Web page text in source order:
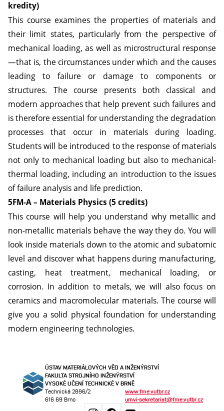
kredity)
This course examines the properties of materials and
their limit states, particularly from the perspective of
mechanical loading, as well as microstructural response
—that is, the circumstances under which and the causes
leading to failure or damage to components or
structures. The course presents both classical and
modern approaches that help prevent such failures and
is therefore essential for understanding the degradation
processes that occur in materials during loading.
Students will be introduced to the response of materials
not only to mechanical loading but also to mechanical-
thermal loading, including an introduction to the issues
of failure analysis and life prediction.
5FM-A – Materials Physics (5 credits)
This course will help you understand why metallic and
non-metallic materials behave the way they do. You will
look inside materials down to the atomic and subatomic
level and discover what happens during manufacturing,
casting, heat treatment, mechanical loading, or
corrosion. In addition to metals, we will also focus on
ceramics and macromolecular materials. The course will
give you a solid physical foundation for understanding
modern engineering technologies.
ÚSTAV MATERIÁLOVÝCH VĚD A INŽENÝRSTVÍ
FAKULTA STROJNÍHO INŽENÝRSTVÍ
VYSOKÉ UČENÍ TECHNICKÉ V BRNĚ
Technická 2896/2
www.fme.vutbr.cz
616 69 Brno
umvi-sekretariat@fme.vutbr.cz